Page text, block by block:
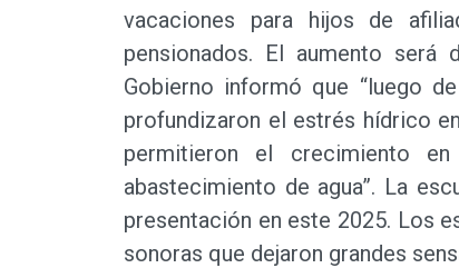
vacaciones para hijos de
pensionados. El aumento
Gobierno informó que “luego
profundizaron el estrés hídrico
permitieron el crecimiento
abastecimiento de agua”. La
presentación en este 2025. Los
sonoras que dejaron grandes